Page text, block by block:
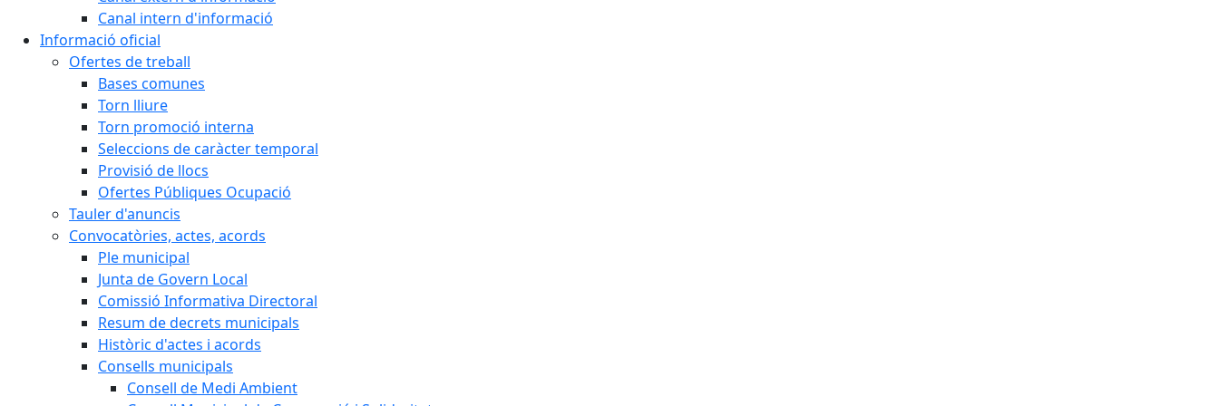
Canal intern d'informació
Informació oficial
Ofertes de treball
Bases comunes
Torn lliure
Torn promoció interna
Seleccions de caràcter temporal
Provisió de llocs
Ofertes Públiques Ocupació
Tauler d'anuncis
Convocatòries, actes, acords
Ple municipal
Junta de Govern Local
Comissió Informativa Directoral
Resum de decrets municipals
Històric d'actes i acords
Consells municipals
Consell de Medi Ambient